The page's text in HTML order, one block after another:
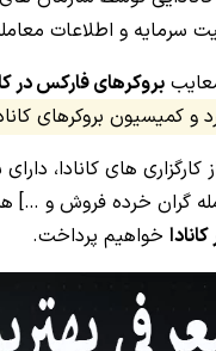
سرمایه و اطلاعات
بروکرهای فارکس در
و کمیسیون بروکرهای
گران خرده فروش و …]
خواهیم پرداخت.